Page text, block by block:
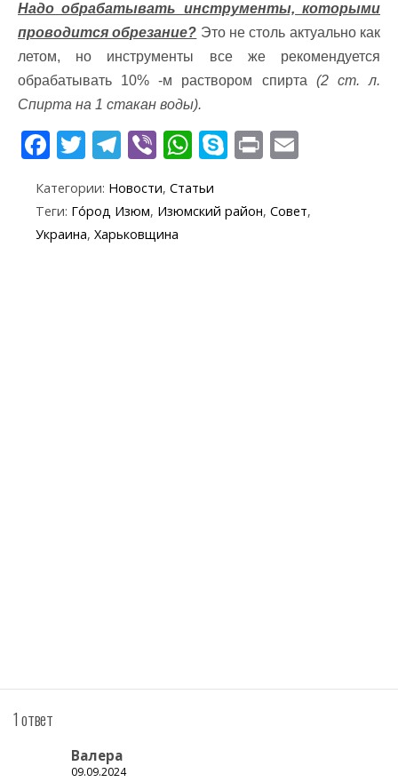
Надо обрабатывать инструменты, которыми
проводится обрезание? Это не столь актуально как
летом, но инструменты все же рекомендуется
обрабатывать 10% -м раствором спирта (2 ст. л.
Спирта на 1 стакан воды).
F
e
b
T
itt
er
T
e
gr
Vi
er
W
at
S
y
Pr
t ai
Категории: Новости, Статьи
Теги: Го́род Изюм, Изюмский район, Совет,
Украина, Харьковщина
1 ответ
Валера
09.09.2024